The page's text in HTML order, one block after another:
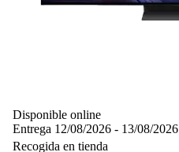
Disponible online
Entrega 12/08/2026 - 13/08/2026
Recogida en tienda